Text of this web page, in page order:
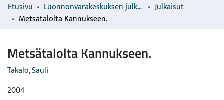
Etusivu Luonnonvarakeskuksen julkaisut
Julkaisut
Metsätalolta Kannukseen.
Metsätalolta Kannukseen.
Takalo, Sauli
2004